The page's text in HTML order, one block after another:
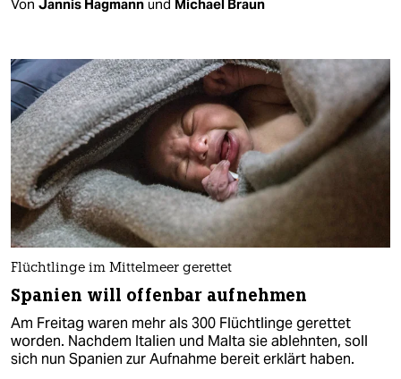
Von Jannis Hagmann und Michael Braun
Flüchtlinge im Mittelmeer gerettet
Spanien will offenbar aufnehmen
Am Freitag waren mehr als 300 Flüchtlinge gerettet
worden. Nachdem Italien und Malta sie ablehnten, soll
sich nun Spanien zur Aufnahme bereit erklärt haben.